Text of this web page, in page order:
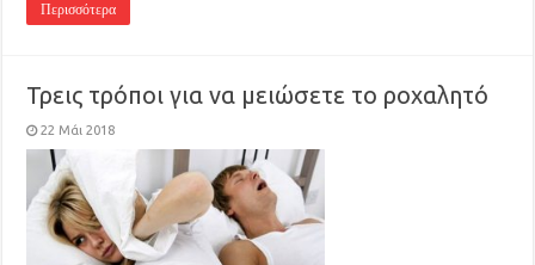
Περισσότερα
Τρεις τρόποι για να μειώσετε το ροχαλητό
22 Μάι 2018